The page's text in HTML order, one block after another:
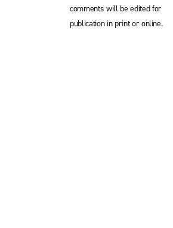
comments will be edited for
publication in print or online.